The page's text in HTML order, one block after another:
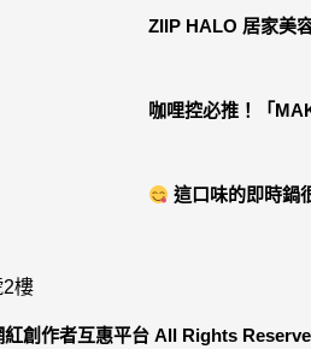
ZIIP HALO 居家美
膚│專屬折扣碼【
咖哩控必推！「
這口味的即時鍋
2樓
創作者互惠平台 All Rights